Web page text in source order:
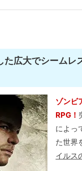
広大でシーム
ゾンビ
RPG！
によっ
た世界
イルス